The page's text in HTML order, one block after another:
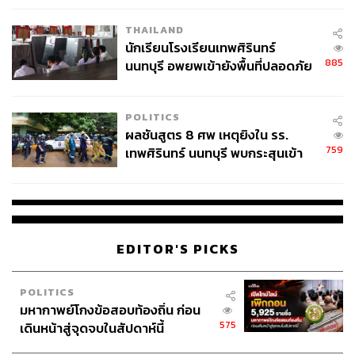
กับเชื้อโรคนี้
กระบวนการพัฒนาวัคซีนเกิดขึ้นในหลายขั้นตอน และมัก
เข้าใจกันว่ามีจุดเริ่มต้นจากในห้องทดลองที่ไหนสักแห่งใน
ปฏิบัติการวิจัยของบริษัท Sinovac Biotech ร่วมกับ Wuhan
Institute of Biological Products วัคซีนของ AstraZeneca
คิดค้นโดยทีมนักวิจัยของมหาวิทยาลัยออกซ์ฟอร์ด วัคซีน
ปฏิบัติการวิจัยทางวิทยาศาสตร์และอุตสาหกรรมเทคโนโลยี
แนวทางการทำงานของวัคซีนที่หลากหลาย ซึ่งเป็นทางเลือก
ให้กับสังคมที่มากขึ้น แต่กระนั้น ต้องไม่ลืมว่าการพัฒนา
วัคซีนนั้นจุดเริ่มต้นที่แท้จริง ล้วนมาจากการเก็บตัวอย่างของ
เชื้อไวรัสที่แพร่อยู่ในสังคมเพื่อศึกษาถึงพันธุกรรม ลักษณะ
ทางชีวกายภาพ ตลอดจนกลไกการดำรงอยู่และการแพร่
THAILAND
นักเรียนโรงเรียนเทพศิรินทร์
นนทบุรี อพยพเข้ายังพื้นที่ปลอดภัย
885
POLITICS
ผลชันสูตร 8 ศพ เหตุยิงใน รร.
เทพศิรินทร์ นนทบุรี พบกระสุนเข้า
759
EDITOR'S PICKS
POLITICS
มหากาพย์โกงข้อสอบท้องถิ่น ก่อน
เดินหน้าสู่จุดจบในสัปดาห์นี้
575